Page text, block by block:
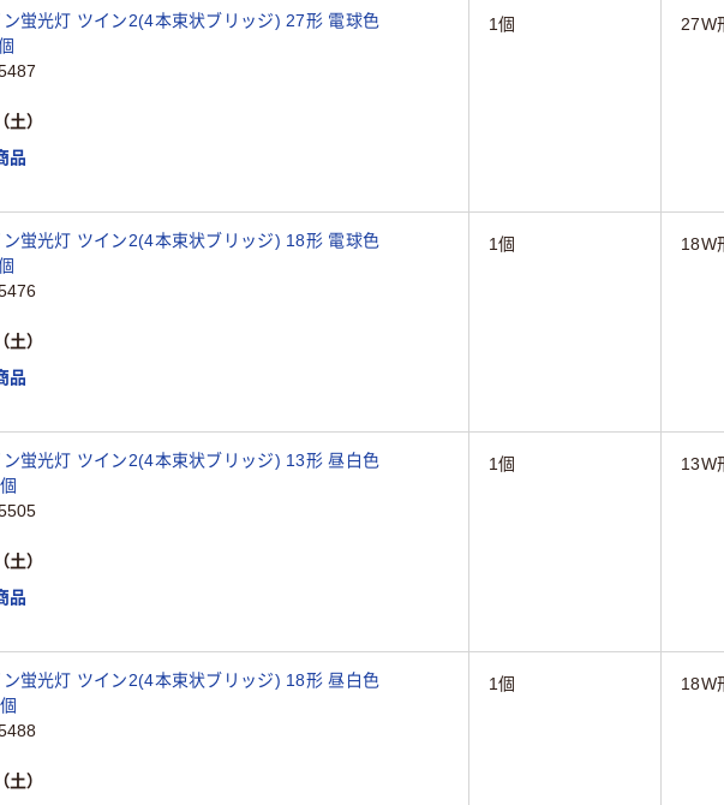
蛍光灯 ツイン2(4本束状ブリッジ) 27形 電球色
土）
品
1個 27W
蛍光灯 ツイン2(4本束状ブリッジ) 18形 電球色
土）
品
1個 18W
蛍光灯 ツイン2(4本束状ブリッジ) 13形 昼白色
土）
品
1個 13W
蛍光灯 ツイン2(4本束状ブリッジ) 18形 昼白色
土）
1個 18W